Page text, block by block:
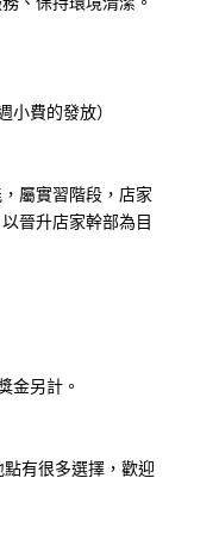
小費的發放）
屬實習階段，店家
晉升店家幹部為目
金另計。
有很多選擇，歡迎